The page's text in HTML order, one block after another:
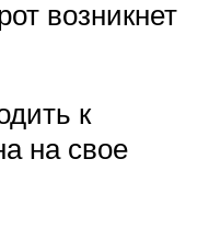
возникнет
к
на свое